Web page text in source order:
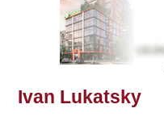
Ivan Lukatsky